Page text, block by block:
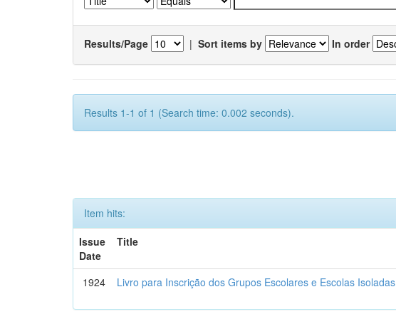
Results/Page | Sort items by In order
Results 1-1 of 1 (Search time: 0.002 seconds).
Item hits:
Issue
Date
Title
1924 Livro para Inscrição dos Grupos Escolares e Escolas Isoladas